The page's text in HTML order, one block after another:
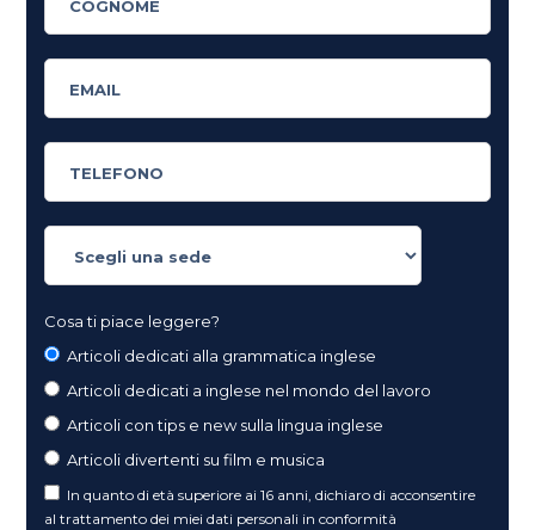
Cosa ti piace leggere?
Articoli dedicati alla grammatica inglese
Articoli dedicati a inglese nel mondo del lavoro
Articoli con tips e new sulla lingua inglese
Articoli divertenti su film e musica
In quanto di età superiore ai 16 anni, dichiaro di acconsentire
al trattamento dei miei dati personali in conformità